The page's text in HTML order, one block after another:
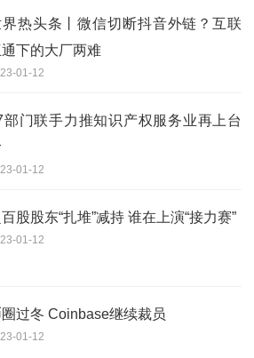
热头条丨微信切断抖音外链？互联
下的大厂两难
01-12
部门联手力推知识产权服务业再上台
01-12
股股东“扎堆”减持 谁在上演“接力赛”
01-12
过冬 Coinbase继续裁员
01-12